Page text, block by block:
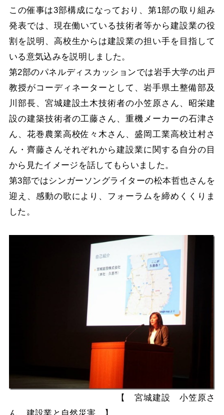
この催事は3部構成になっており、第1部の取り組み
発表では、現在働いている技術者等から建設業の役
割を説明、高校生からは建設業の担い手を目指して
いる意気込みを説明しました。
第2部のパネルディスカッションでは岩手大学の出戸
教授がコーディネーターとして、岩手県土整備部及
川部長、宮城建設土木技術者の小笠原さん、昭栄建
設の建築技術者の工藤さん、重機メーカーの石津さ
ん、花巻農業高校佐々木さん、盛岡工業高校辻村さ
ん・齊藤さんそれぞれから建設業に関する自分の目
から見たイメージを話してもらいました。
第3部ではシンガーソングライターの松本哲也さんを
迎え、感動の歌により、フォーラムを締めくくりま
した。
【 宮城建設 小笠原さ
ん 建設業と自然災害 】